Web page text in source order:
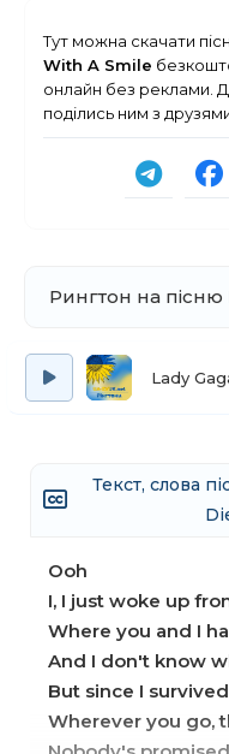
Тут можна скачати
With A Smile
онлайн без реклами.
поділись ним з
Рингтон на пісню
Lady
Текст, слова
Ooh
I, I just woke up
Where you and I
And I don't know
But since I
Wherever you go,